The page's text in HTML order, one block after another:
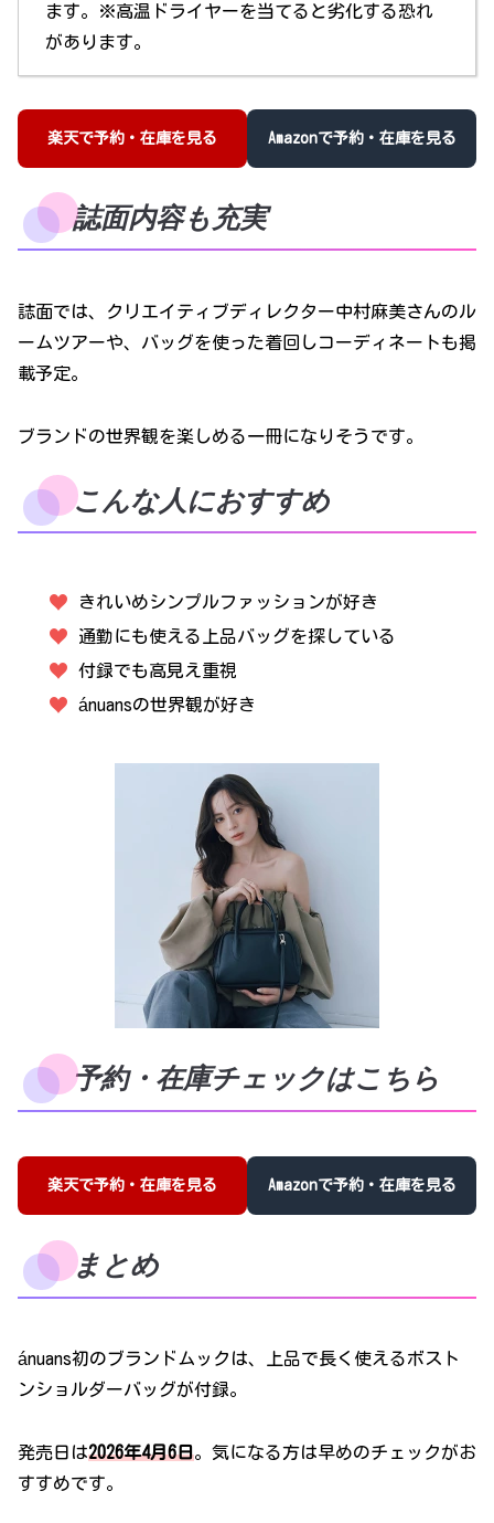
ます。※高温ドライヤーを当てると劣化する恐れ
があります。
楽天で予約・在庫を見る Amazonで予約・在庫を見る
誌面内容も充実
誌面では、クリエイティブディレクター中村麻美さんのル
ームツアーや、バッグを使った着回しコーディネートも掲
載予定。
ブランドの世界観を楽しめる一冊になりそうです。
こんな人におすすめ
きれいめシンプルファッションが好き
通勤にも使える上品バッグを探している
付録でも高見え重視
ánuansの世界観が好き
予約・在庫チェックはこちら
楽天で予約・在庫を見る Amazonで予約・在庫を見る
まとめ
ánuans初のブランドムックは、上品で長く使えるボスト
ンショルダーバッグが付録。
発売日は2026年4月6日。気になる方は早めのチェックがお
すすめです。